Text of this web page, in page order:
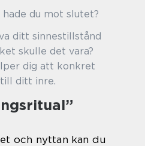
du mot slutet?
ditt sinnestillstånd
skulle det vara?
dig att konkret
ditt inre.
och nyttan kan du